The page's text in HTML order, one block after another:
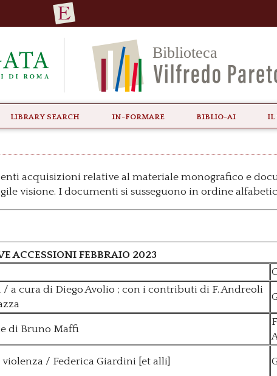
Library Search In-formare biblio-ai il
acquisizioni relative al materiale monografico e
visione. I documenti si susseguono in ordine
ACCESSIONI FEBBRAIO 2023
a cura di Diego Avolio ; con i contributi di F. Andreoli
di Bruno Maffi
/ Federica Giardini [et alli]